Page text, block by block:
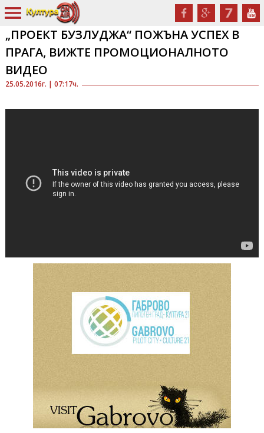
25.05.2016г. | 07:17ч.
„ПРОЕКТ БУЗЛУДЖА“ ПОЖЪНА УСПЕХ В
ПРАГА, ВИЖТЕ ПРОМОЦИОНАЛНОТО
ВИДЕО